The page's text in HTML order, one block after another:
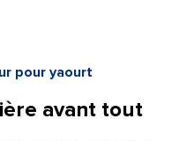
pour yaourt
avant tout